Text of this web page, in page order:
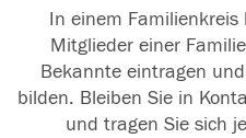
In einem
Mitglieder einer
Bekannte eintragen
bilden. Bleiben Sie in
und tragen Sie sich